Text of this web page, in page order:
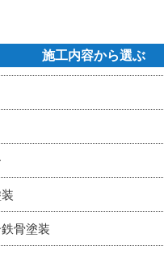
施工内容から選ぶ
骨塗装